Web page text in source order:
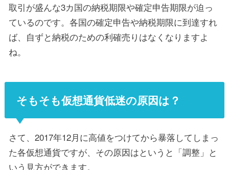
取引が盛んな3カ国の納税期限や確定申告期限が迫っ
ているのです。各国の確定申告や納税期限に到達すれ
ば、自ずと納税のための利確売りはなくなりますよ
ね。
そもそも仮想通貨低迷の原因は？
さて、2017年12月に高値をつけてから暴落してしまっ
た各仮想通貨ですが、その原因はというと「調整」と
いう見方ができます。